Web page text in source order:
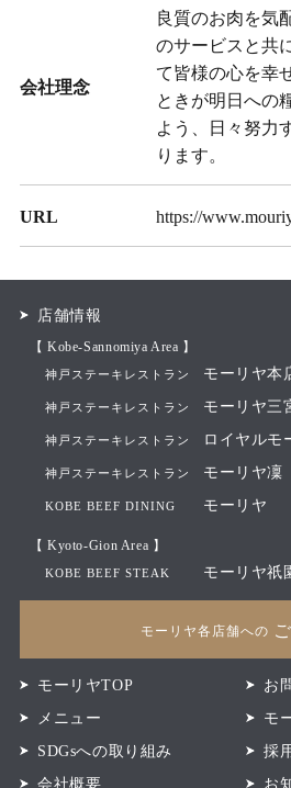
会社理念
良質のお肉を気
のサービスと共
て皆様の心を幸
ときが明日への
よう、日々努力
ります。
URL https://
店舗情報
【 Kobe-Sannomiya Area 】
神戸ステーキレストラン モーリヤ本
神戸ステーキレストラン モーリヤ三
神戸ステーキレストラン ロイヤルモ
神戸ステーキレストラン モーリヤ凜
KOBE BEEF DINING モーリヤ
【 Kyoto-Gion Area 】
KOBE BEEF STEAK モーリヤ祇
モーリヤ各店舗への
モーリヤTOP
お
メニュー
モ
SDGsへの取り組み
採
会社概要
お